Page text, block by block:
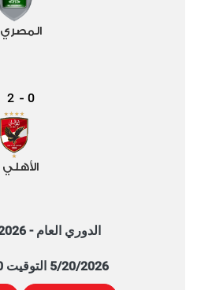
المصري
0
-
2
الأهلي
الدوري العام - 2025/2026
5/20/2026 التوقيت 8:00 PM